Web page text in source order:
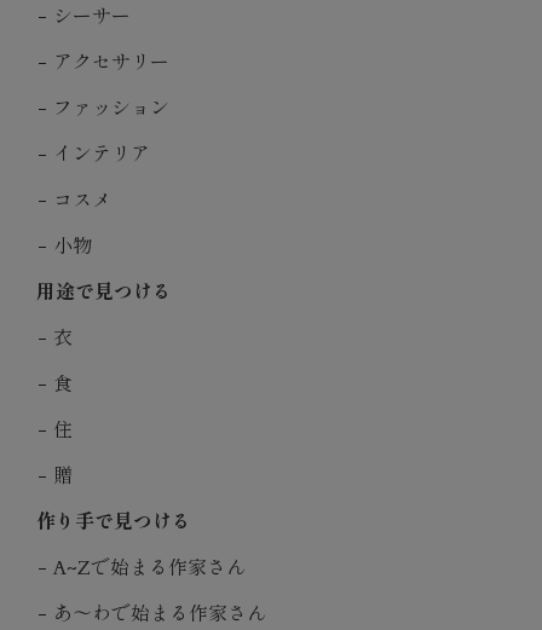
シーサー
アクセサリー
ファッション
インテリア
コスメ
小物
用途で見つける
衣
食
住
贈
作り手で見つける
A~Zで始まる作家さん
あ〜わで始まる作家さん